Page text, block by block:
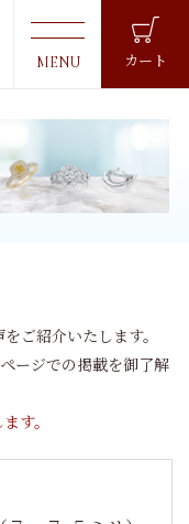
カート
ご紹介いたします。
ージでの掲載を御了解
す。